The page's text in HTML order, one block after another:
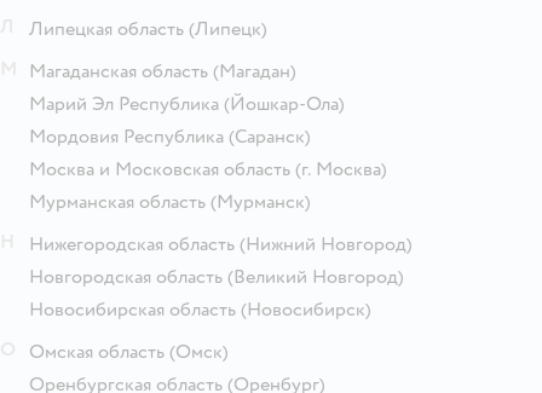
Липецкая область (Липецк)
Магаданская область (Магадан)
Марий Эл Республика (Йошкар-Ола)
Мордовия Республика (Саранск)
Москва и Московская область (г. Москва)
Мурманская область (Мурманск)
Нижегородская область (Нижний Новгород)
Новгородская область (Великий Новгород)
Новосибирская область (Новосибирск)
Омская область (Омск)
Оренбургская область (Оренбург)